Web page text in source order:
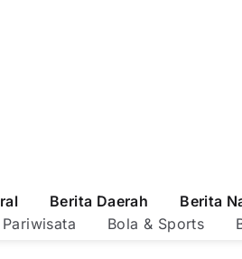
Berita Daerah Berita
Pariwisata Bola & Sports